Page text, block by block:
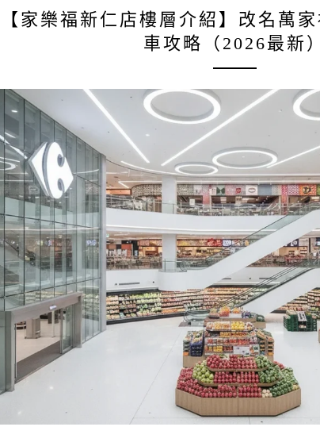
【家樂福新仁店樓層介紹】改名萬
車攻略（2026最新）